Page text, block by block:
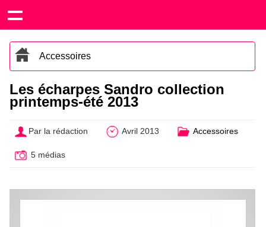
Accessoires
Les écharpes Sandro collection
printemps-été 2013
Par la rédaction Avril 2013 Accessoires
5 médias